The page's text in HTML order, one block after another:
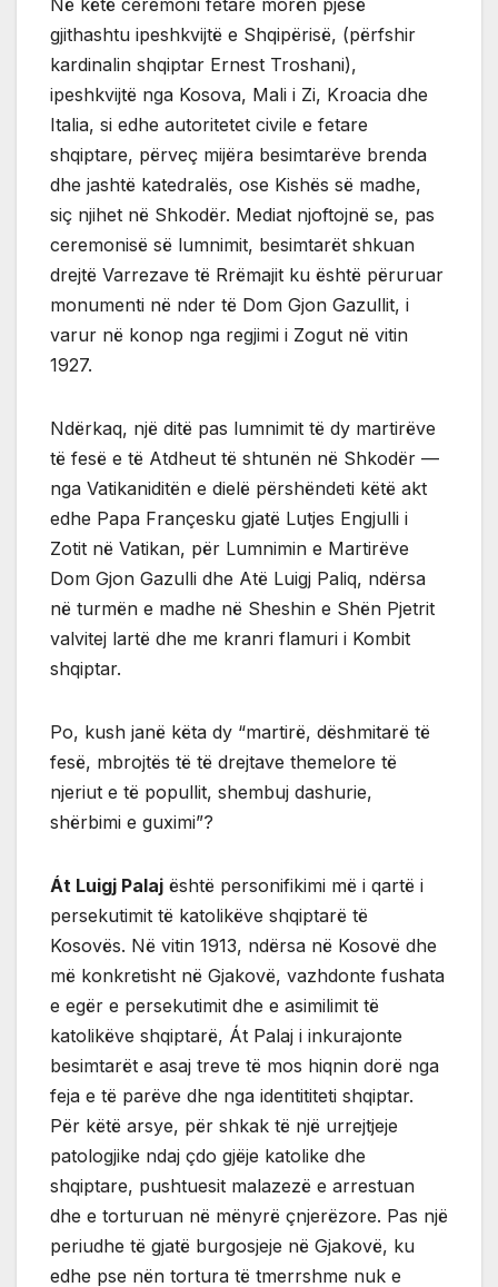
gjithashtu ipeshkvijtë e Shqipërisë, (përfshir
kardinalin shqiptar Ernest Troshani),
ipeshkvijtë nga Kosova, Mali i Zi, Kroacia dhe
Italia, si edhe autoritetet civile e fetare
shqiptare, përveç mijëra besimtarëve brenda
dhe jashtë katedralës, ose Kishës së madhe,
siç njihet në Shkodër. Mediat njoftojnë se, pas
ceremonisë së lumnimit, besimtarët shkuan
drejtë Varrezave të Rrëmajit ku është përuruar
monumenti në nder të Dom Gjon Gazullit, i
varur në konop nga regjimi i Zogut në vitin
1927.
Ndërkaq, një ditë pas lumnimit të dy martirëve
të fesë e të Atdheut të shtunën në Shkodër —
nga Vatikaniditën e dielë përshëndeti këtë akt
edhe Papa Françesku gjatë Lutjes Engjulli i
Zotit në Vatikan, për Lumnimin e Martirëve
Dom Gjon Gazulli dhe Atë Luigj Paliq, ndërsa
në turmën e madhe në Sheshin e Shën Pjetrit
valvitej lartë dhe me kranri flamuri i Kombit
shqiptar.
Po, kush janë këta dy “martirë, dëshmitarë të
fesë, mbrojtës të të drejtave themelore të
njeriut e të popullit, shembuj dashurie,
shërbimi e guximi”?
Át Luigj Palaj është personifikimi më i qartë i
persekutimit të katolikëve shqiptarë të
Kosovës. Në vitin 1913, ndërsa në Kosovë dhe
më konkretisht në Gjakovë, vazhdonte fushata
e egër e persekutimit dhe e asimilimit të
katolikëve shqiptarë, Át Palaj i inkurajonte
besimtarët e asaj treve të mos hiqnin dorë nga
feja e të parëve dhe nga identititeti shqiptar.
Për këtë arsye, për shkak të një urrejtjeje
patologjike ndaj çdo gjëje katolike dhe
shqiptare, pushtuesit malazezë e arrestuan
dhe e torturuan në mënyrë çnjerëzore. Pas një
periudhe të gjatë burgosjeje në Gjakovë, ku
edhe pse nën tortura të tmerrshme nuk e